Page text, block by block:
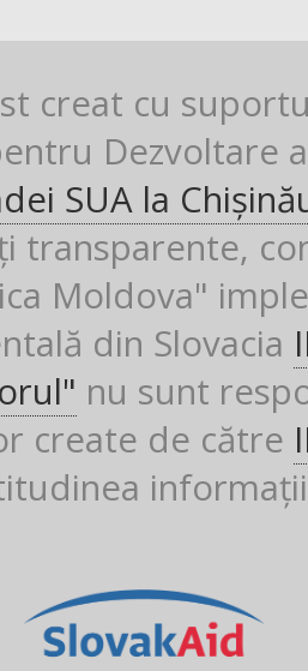
creat cu
Dezvoltare
SUA la
transparente,
Moldova"
din Slovacia
nu sunt
create de către